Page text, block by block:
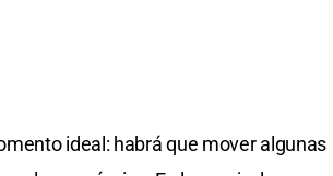
ideal: habrá que mover algunas